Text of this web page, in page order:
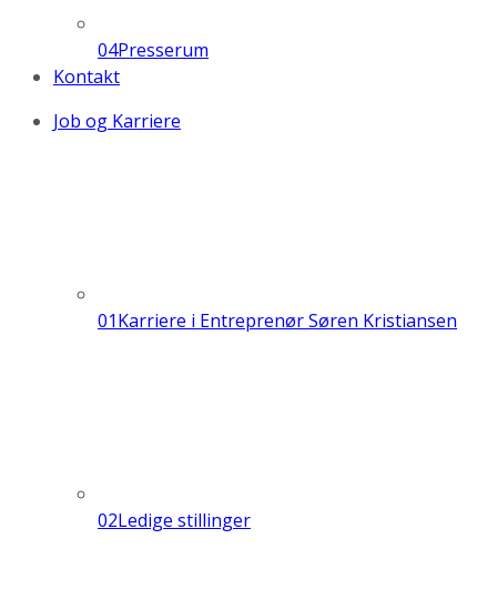
04Presserum
Kontakt
Job og Karriere
01Karriere i Entreprenør Søren Kristiansen
02Ledige stillinger